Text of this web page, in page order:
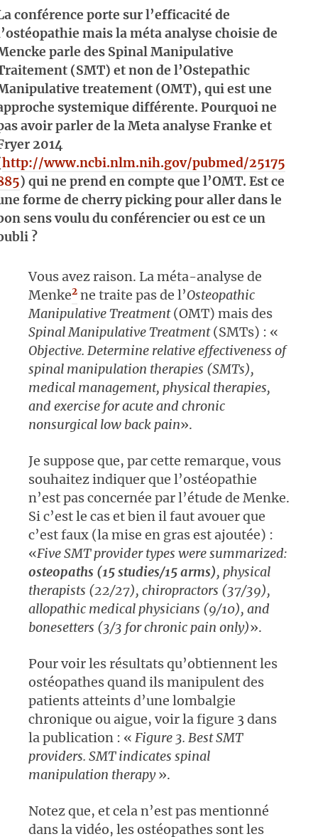
conférence porte sur l’efficacité de
mais la méta analyse choisie de
parle des Spinal Manipulative
(SMT) et non de l’Ostepathic
treatement (OMT), qui est une
systemique différente. Pourquoi ne
avoir parler de la Meta analyse Franke et
2014
http://www.ncbi.nlm.nih.gov/pubmed/25175
) qui ne prend en compte que l’OMT. Est ce
forme de cherry picking pour aller dans le
sens voulu du conférencier ou est ce un
?
Vous avez raison. La méta-analyse de
Menke2 ne traite pas de l’Osteopathic
Manipulative Treatment(OMT) mais des
Spinal Manipulative Treatment(SMTs) : «
Objective. Determine relative effectiveness of
spinal manipulation therapies (SMTs),
medical management, physical therapies,
and exercise for acute and chronic
nonsurgical low back pain».
Je suppose que, par cette remarque, vous
souhaitez indiquer que l’ostéopathie
n’est pas concernée par l’étude de Menke.
Si c’est le cas et bien il faut avouer que
c’est faux (la mise en gras est ajoutée) :
«Five SMT provider types were summarized:
osteopaths (15 studies/15 arms), physical
therapists (22/27), chiropractors (37/39),
allopathic medical physicians (9/10), and
bonesetters (3/3 for chronic pain only)».
Pour voir les résultats qu’obtiennent les
ostéopathes quand ils manipulent des
patients atteints d’une lombalgie
chronique ou aigue, voir la figure 3 dans
la publication : « Figure 3. Best SMT
providers. SMT indicates spinal
manipulation therapy».
Notez que, et cela n’est pas mentionné
dans la vidéo, les ostéopathes sont les